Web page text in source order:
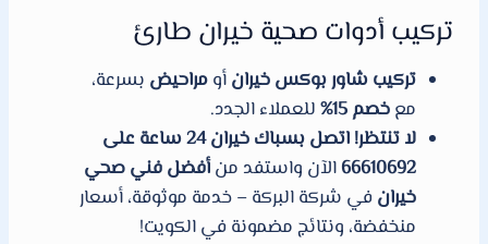
تركيب أدوات صحية خيران طارئ
تركيب شاور بوكس خيرانأومراحيض بسرعة،
معخصم 15%
للعملاء الجدد.
لا تنتظر! اتصل بسباك خيران 24 ساعة على
66610692الآن واستفد منأفضل فني صحي
خيران في شركة البركة – خدمة موثوقة، أسعار
منخفضة، ونتائج مضمونة في الكويت!